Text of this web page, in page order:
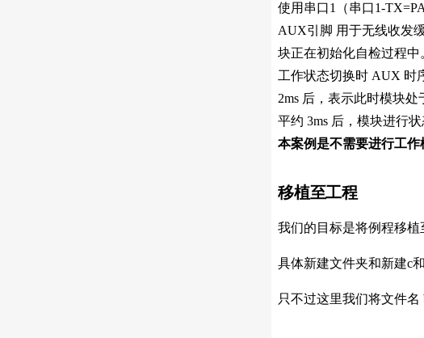
使用串口1（串口1-
AUX引脚 用于无线收发
块正在初始化自检过程中
工作状态切换时 AUX 时
2ms 后，表示此时模块
平约 3ms 后，模块进行
本案例是不需要进行工
移植至工程
我们的目标是将例程移植
具体新建文件夹和新建c
只不过这里我们将文件名